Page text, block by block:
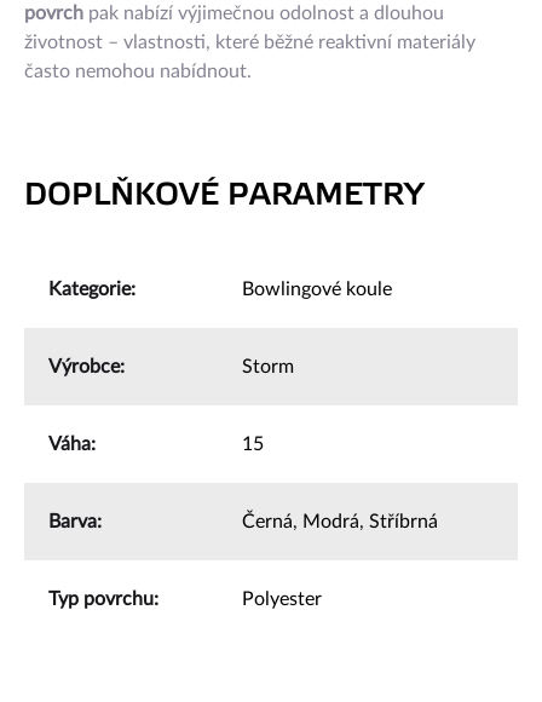
povrch pak nabízí výjimečnou odolnost a dlouhou
životnost – vlastnosti, které běžné reaktivní materiály
často nemohou nabídnout.
DOPLŇKOVÉ PARAMETRY
Kategorie: Bowlingové koule
Výrobce: Storm
Váha: 15
Barva: Černá, Modrá, Stříbrná
Typ povrchu: Polyester